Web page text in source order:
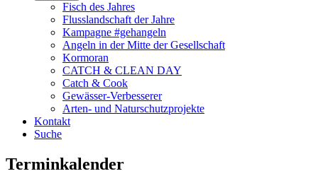
Fisch des Jahres
Flusslandschaft der Jahre
Kampagne #gehangeln
Angeln in der Mitte der Gesellschaft
Kormoran
CATCH & CLEAN DAY
Catch & Cook
Gewässer-Verbesserer
Arten- und Naturschutzprojekte
Kontakt
Suche
Terminkalender